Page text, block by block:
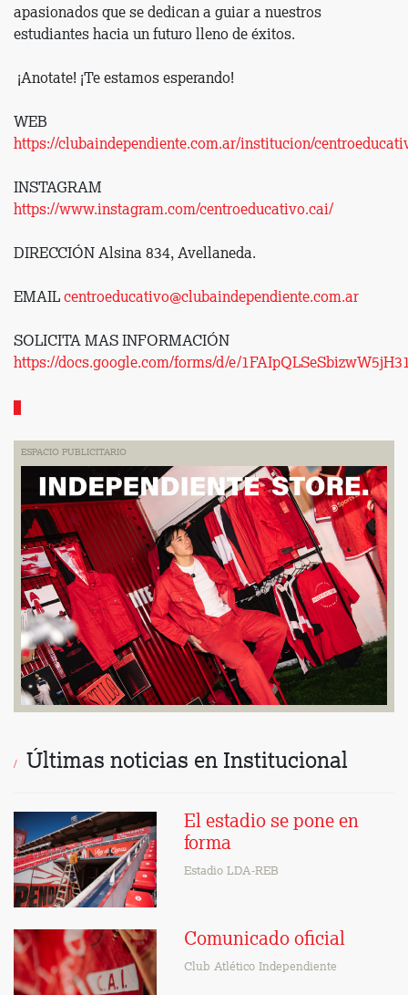
apasionados que se dedican a guiar a nuestros
estudiantes hacia un futuro lleno de éxitos.
¡Anotate! ¡Te estamos esperando!
WEB
https://clubaindependiente.com.ar/institucion/
INSTAGRAM
https://www.instagram.com/centroeducativo.cai/
DIRECCIÓN Alsina 834, Avellaneda.
EMAIL centroeducativo@clubaindependiente.com.ar
SOLICITA MAS INFORMACIÓN
https://docs.google.com/forms/d/e/
ESPACIO PUBLICITARIO
Últimas noticias en Institucional
El estadio se pone en
forma
Estadio LDA-REB
Comunicado oficial
Club Atlético Independiente